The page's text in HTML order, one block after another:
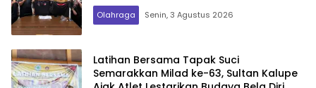
Olahraga Senin, 3 Agustus 2026
Latihan Bersama Tapak Suci
Semarakkan Milad ke-63, Sultan Kalupe